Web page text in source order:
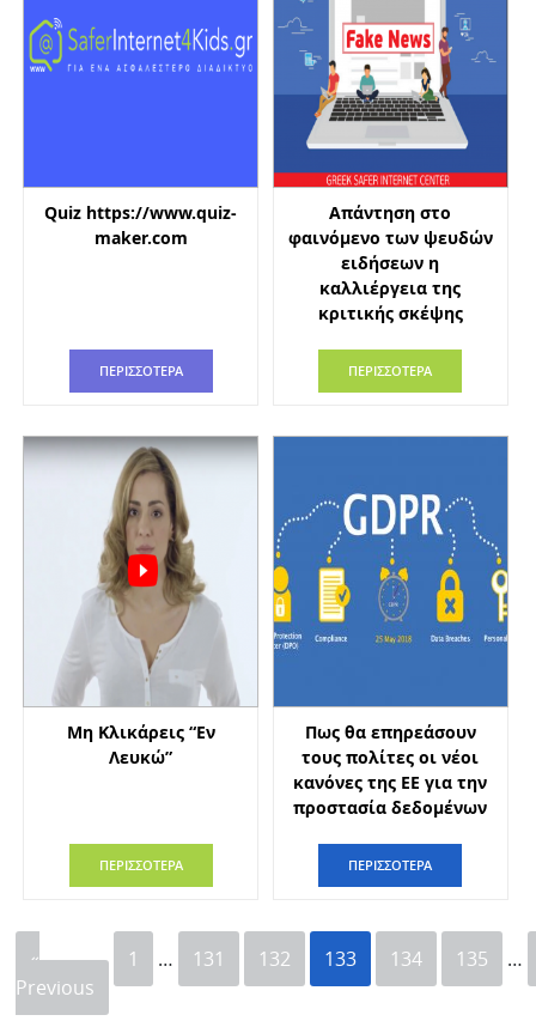
Quiz https://www.quiz-
maker.com
ΠΕΡΙΣΣΟΤΕΡΑ
Απάντηση στο
φαινόμενο των ψευδών
ειδήσεων η
καλλιέργεια της
κριτικής σκέψης
ΠΕΡΙΣΣΟΤΕΡΑ
Μη Κλικάρεις “Εν
Λευκώ”
ΠΕΡΙΣΣΟΤΕΡΑ
Πως θα επηρεάσουν
τους πολίτες οι νέοι
κανόνες της ΕΕ για την
προστασία δεδομένων
ΠΕΡΙΣΣΟΤΕΡΑ
«
Previous
1 … 131 132 133 134 135 …